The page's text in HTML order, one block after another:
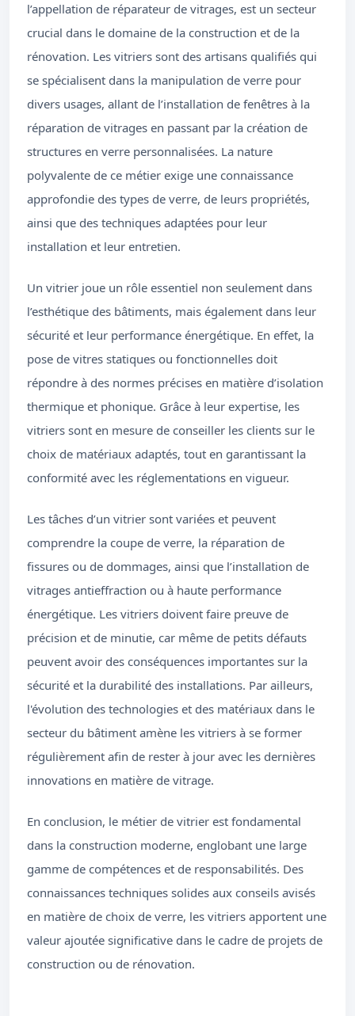
l’appellation de réparateur de vitrages, est un secteur
crucial dans le domaine de la construction et de la
rénovation. Les vitriers sont des artisans qualifiés qui
se spécialisent dans la manipulation de verre pour
divers usages, allant de l’installation de fenêtres à la
réparation de vitrages en passant par la création de
structures en verre personnalisées. La nature
polyvalente de ce métier exige une connaissance
approfondie des types de verre, de leurs propriétés,
ainsi que des techniques adaptées pour leur
installation et leur entretien.
Un vitrier joue un rôle essentiel non seulement dans
l’esthétique des bâtiments, mais également dans leur
sécurité et leur performance énergétique. En effet, la
pose de vitres statiques ou fonctionnelles doit
répondre à des normes précises en matière d’isolation
thermique et phonique. Grâce à leur expertise, les
vitriers sont en mesure de conseiller les clients sur le
choix de matériaux adaptés, tout en garantissant la
conformité avec les réglementations en vigueur.
Les tâches d’un vitrier sont variées et peuvent
comprendre la coupe de verre, la réparation de
fissures ou de dommages, ainsi que l’installation de
vitrages antieffraction ou à haute performance
énergétique. Les vitriers doivent faire preuve de
précision et de minutie, car même de petits défauts
peuvent avoir des conséquences importantes sur la
sécurité et la durabilité des installations. Par ailleurs,
l'évolution des technologies et des matériaux dans le
secteur du bâtiment amène les vitriers à se former
régulièrement afin de rester à jour avec les dernières
innovations en matière de vitrage.
En conclusion, le métier de vitrier est fondamental
dans la construction moderne, englobant une large
gamme de compétences et de responsabilités. Des
connaissances techniques solides aux conseils avisés
en matière de choix de verre, les vitriers apportent une
valeur ajoutée significative dans le cadre de projets de
construction ou de rénovation.